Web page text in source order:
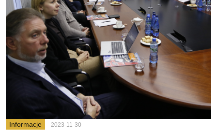
Informacje 2023-11-30